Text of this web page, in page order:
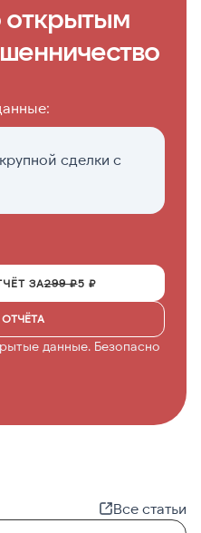
открытым
сделки с
ЗА299 ₽5 ₽
данные. Безопасно
Все статьи